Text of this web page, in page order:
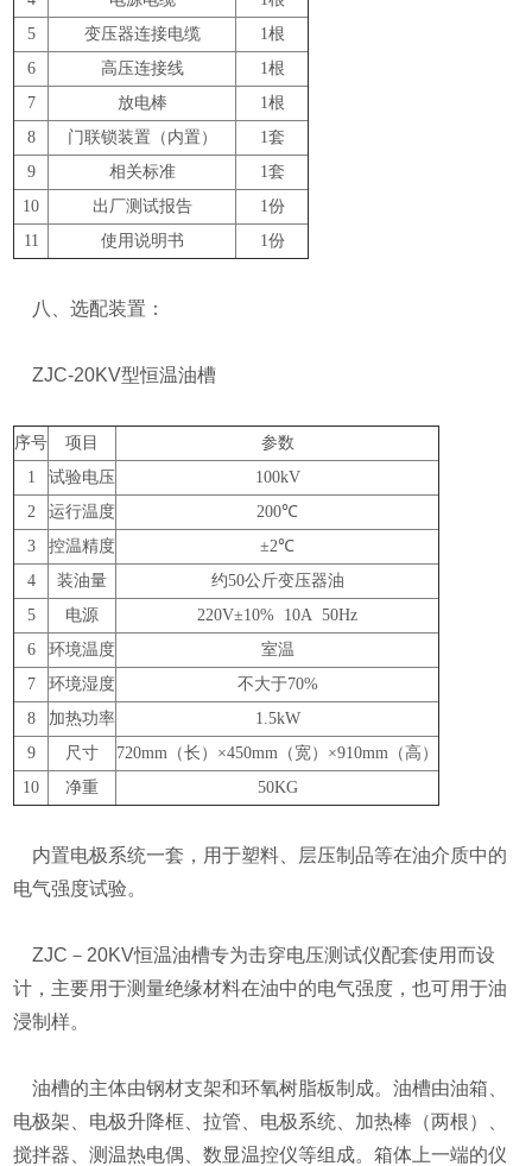
5
变压器连接电缆
1根
6
高压连接线
1根
7
放电棒
1根
8
门联锁装置（内置）
1套
9
相关标准
1套
10
出厂测试报告
1份
11
使用说明书 1份
八、选配装置：
ZJC-20KV型恒温油槽
序号 项目
参数
1
试验电压
100kV
2
运行温度
200℃
3
控温精度
±2℃
4
装油量
约50公斤变压器油
5
电源
220V±10% 10A 50Hz
6
环境温度
室温
7
环境湿度
不大于70%
8
加热功率
1.5kW
9
尺寸
720mm（长）×450mm（宽）×910mm（高）
10
净重 50KG
内置电极系统一套，用于塑料、层压制品等在油介质中的
电气强度试验。
ZJC－20KV恒温油槽专为击穿电压测试仪配套使用而设
计，主要用于测量绝缘材料在油中的电气强度，也可用于油
浸制样。
油槽的主体由钢材支架和环氧树脂板制成。油槽由油箱、
电极架、电极升降框、拉管、电极系统、加热棒（两根）、
搅拌器、测温热电偶、数显温控仪等组成。箱体上一端的仪